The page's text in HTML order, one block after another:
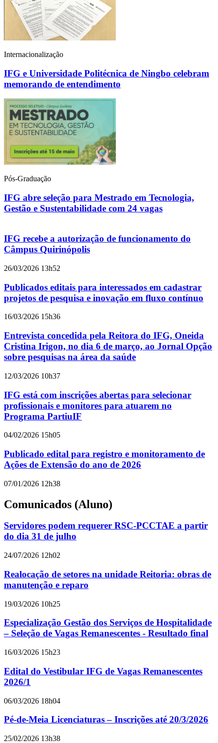
Internacionalização
IFG e Universidade Politécnica de Ningbo celebram
memorando de entendimento
Pós-Graduação
IFG abre seleção para Mestrado em Tecnologia,
Gestão e Sustentabilidade com 24 vagas
IFG recebe a autorização de funcionamento do
Câmpus Quirinópolis
26/03/2026 13h52
Publicados editais para interessados em cadastrar
projetos de pesquisa e inovação em fluxo contínuo
16/03/2026 15h36
Entrevista concedida pela Reitora do IFG, Oneida
Cristina Irigon, no dia 6 de março, ao Jornal Opção
sobre pesquisas na área da saúde
12/03/2026 10h37
IFG está com inscrições abertas para selecionar
profissionais e monitores para atuarem no
Programa PartiuIF
04/02/2026 15h05
Publicado edital para registro e monitoramento de
Ações de Extensão do ano de 2026
07/01/2026 12h38
Comunicados (Aluno)
Servidores podem requerer RSC-PCCTAE a partir
do dia 31 de julho
24/07/2026 12h02
Realocação de setores na unidade Reitoria: obras de
manutenção e reparo
19/03/2026 10h25
Especialização Gestão dos Serviços de Hospitalidade
– Seleção de Vagas Remanescentes - Resultado final
16/03/2026 15h23
Edital do Vestibular IFG de Vagas Remanescentes
2026/1
06/03/2026 18h04
Pé-de-Meia Licenciaturas – Inscrições até 20/3/2026
25/02/2026 13h38